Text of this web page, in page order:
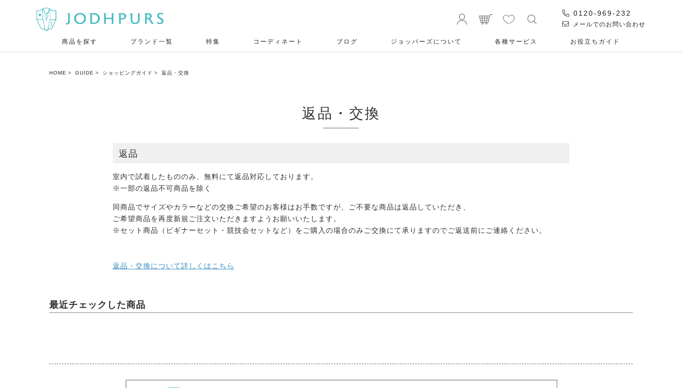
0120-969-232
メールでのお問い合わせ
商品を探す ブランド一覧 特集 コーディネート ブログ ジョッパーズについて 各種サービス お役⽴ちガイド
HOME GUIDE ショッピングガイド 返品・交換
返品・交換
返品
室内で試着したもののみ、無料にて返品対応しております。
※一部の返品不可商品を除く
同商品でサイズやカラーなどの交換ご希望のお客様はお手数ですが、ご不要な商品は返品していただき、
ご希望商品を再度新規ご注文いただきますようお願いいたします。
※セット商品（ビギナーセット・競技会セットなど）をご購入の場合のみご交換にて承りますのでご返送前にご連絡ください。
返品・交換について詳しくはこちら
最近チェックした商品